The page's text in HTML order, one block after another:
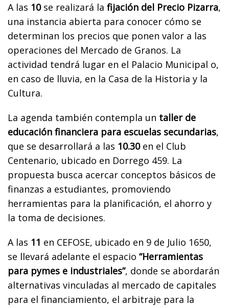
A las 10se realizará la fijación del Precio Pizarra,
una instancia abierta para conocer cómo se
determinan los precios que ponen valor a las
operaciones del Mercado de Granos. La
actividad tendrá lugar en el Palacio Municipal o,
en caso de lluvia, en la Casa de la Historia y la
Cultura.
La agenda también contempla un taller de
educación financiera para escuelas secundarias,
que se desarrollará a las 10.30en el Club
Centenario, ubicado en Dorrego 459. La
propuesta busca acercar conceptos básicos de
finanzas a estudiantes, promoviendo
herramientas para la planificación, el ahorro y
la toma de decisiones.
A las 11 en CEFOSE, ubicado en 9 de Julio 1650,
se llevará adelante el espacio “Herramientas
para pymes e industriales”, donde se abordarán
alternativas vinculadas al mercado de capitales
para el financiamiento, el arbitraje para la